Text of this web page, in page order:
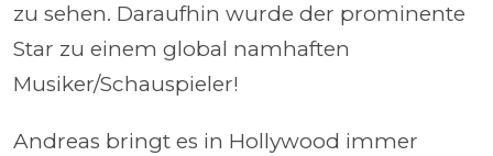
zu sehen. Daraufhin wurde der prominente
Star zu einem global namhaften
Musiker/Schauspieler!
Andreas bringt es in Hollywood immer